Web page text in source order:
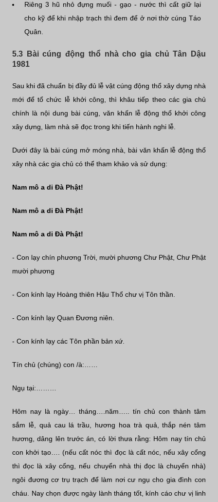
Riêng 3 hũ nhỏ đựng muối - gạo - nước thì cất giữ lại
cho kỹ để khi nhập trạch thì đem để ở nơi thờ cúng Táo
Quân.
5.3 Bài cúng động thổ nhà cho gia chủ Tân Dậu
1981
Sau khi đã chuẩn bị đầy đủ lễ vật cúng động thổ xây dựng nhà
mới để tổ chức lễ khởi công, thì khâu tiếp theo các gia chủ
chính là nội dung bài cúng, văn khấn lễ động thổ khởi công
xây dựng, làm nhà sẽ đọc trong khi tiến hành nghi lễ.
Dưới đây là bài cúng mở móng nhà, bài văn khấn lễ động thổ
xây nhà các gia chủ có thể tham khảo và sử dụng:
Nam mô a di Đà Phật!
Nam mô a di Đà Phật!
Nam mô a di Đà Phật!
- Con lạy chín phương Trời, mười phương Chư Phật, Chư Phật
mười phương
- Con kính lạy Hoàng thiên Hậu Thổ chư vị Tôn thần.
- Con kính lạy Quan Đương niên.
- Con kính lạy các Tôn phần bản xứ.
Tín chủ (chúng) con /à:……
Ngụ tại:………
Hôm nay là ngày… tháng….năm….. tín chủ con thành tâm
sắm lễ, quả cau lá trầu, hương hoa trà quả, thắp nén tâm
hương, dâng lên trước án, có lời thưa rằng: Hôm nay tín chủ
con khởi tạo…. (nếu cất nóc thì đọc là cất nóc, nếu xây cổng
thì đọc là xây cổng, nếu chuyển nhà thị đọc là chuyển nhà)
ngôi đương cơ trụ trạch để làm nơi cư ngụ cho gia đình con
cháu. Nay chọn được ngày lành tháng tốt, kính cáo chư vị linh